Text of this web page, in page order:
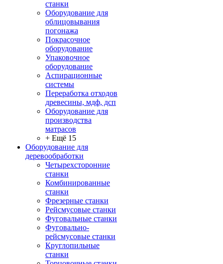
станки
Оборудование для
облицовывания
погонажа
Покрасочное
оборудование
Упаковочное
оборудование
Аспирационные
системы
Переработка отходов
древесины, мдф, дсп
Оборудование для
производства
матрасов
+ Ещё 15
Оборудование для
деревообработки
Четырехсторонние
станки
Комбинированные
станки
Фрезерные станки
Рейсмусовые станки
Фуговальные станки
Фуговально-
рейсмусовые станки
Круглопильные
станки